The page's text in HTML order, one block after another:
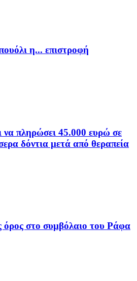
η... επιστροφή
να πληρώσει 45.000 ευρώ σε
δόντια μετά από θεραπεία
όρος στο συμβόλαιο του Ράφα